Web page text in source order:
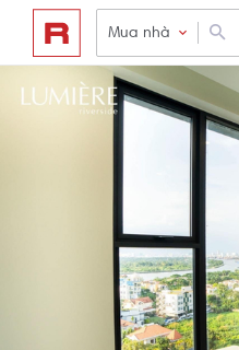
Mua nhà